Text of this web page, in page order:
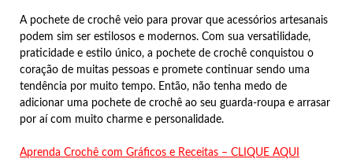
A pochete de crochê veio para provar que acessórios artesanais
podem sim ser estilosos e modernos. Com sua versatilidade,
praticidade e estilo único, a pochete de crochê conquistou o
coração de muitas pessoas e promete continuar sendo uma
tendência por muito tempo. Então, não tenha medo de
adicionar uma pochete de crochê ao seu guarda-roupa e arrasar
por aí com muito charme e personalidade.
Aprenda Crochê com Gráficos e Receitas – CLIQUE AQUI